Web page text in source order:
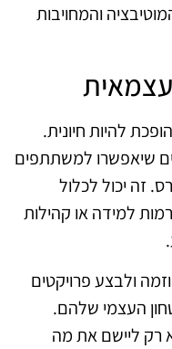
והמחויבות
עצמאית
להיות חיונית.
שיאפשרו למשתתפים
זה יכול לכלול
למידה או קהילות
ולבצע פרויקטים
העצמי שלהם.
רק ליישם את מה